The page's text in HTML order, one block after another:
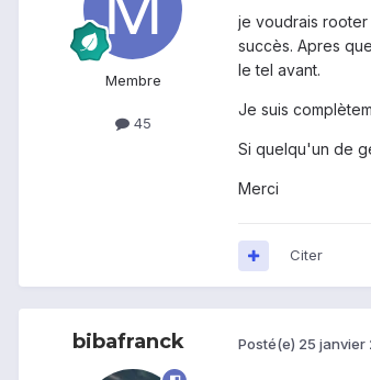
Membre
45
je voudrais rooter
succès. Apres
le tel avant.
Je suis
Si quelqu'un de
Merci
Citer
bibafranck Posté(e) 25 janvier